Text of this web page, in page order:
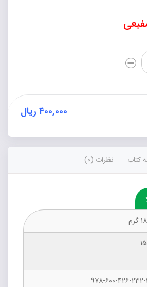
۴۰۰,۰۰۰ ریال
کتاب نظرات (0)
گرم
978-600-426-